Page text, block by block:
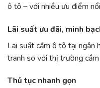
ô tô – với nhiều ưu điểm
Lãi suất ưu đãi, minh
Lãi suất cầm ô tô tại ngân
tranh so với thị trường
Thủ tục nhanh gọn